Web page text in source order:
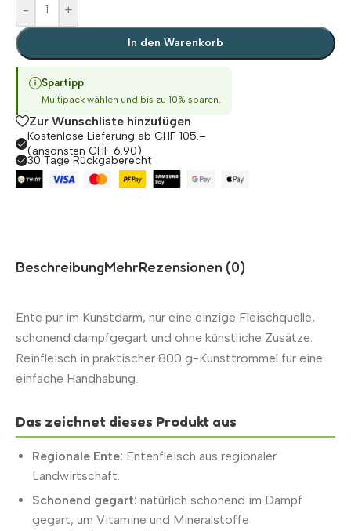
- +
In den Warenkorb
Spartipp
Multipack wählen und bis zu 10% sparen.
Zur Wunschliste hinzufügen
Kostenlose Lieferung ab CHF 105.–
(ansonsten CHF 6.90)
30 Tage Rückgaberecht
BeschreibungMehrRezensionen (0)
Ente pur im Kunstdarm, nur eine einzige Fleischquelle,
schonend dampfgegart und ohne künstliche Zusätze.
Reinfleisch in praktischer 800 g-Kunsttrommel für eine
einfache Handhabung.
Das zeichnet dieses Produkt aus
Regionale Ente: Entenfleisch aus regionaler
Landwirtschaft.
Schonend gegart: natürlich schonend im Dampf
gegart, um Vitamine und Mineralstoffe